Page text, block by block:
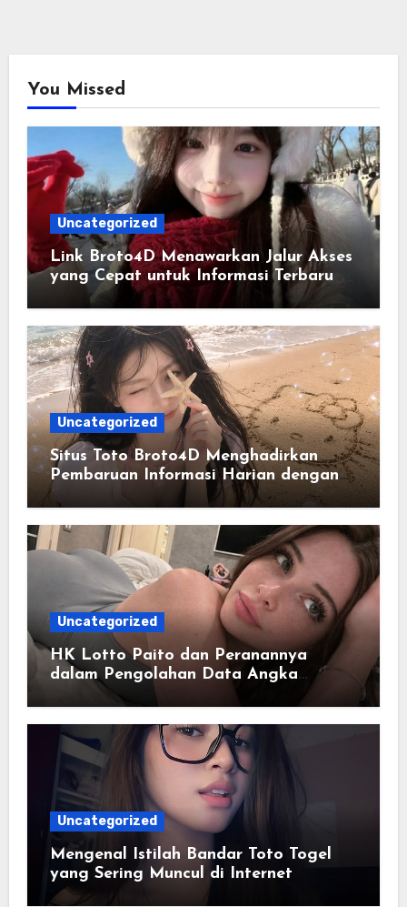
You Missed
Uncategorized
Link Broto4D Menawarkan Jalur Akses
yang Cepat untuk Informasi Terbaru
Uncategorized
Situs Toto Broto4D Menghadirkan
Pembaruan Informasi Harian dengan
Tampilan yang Lebih Modern
Uncategorized
HK Lotto Paito dan Peranannya
dalam Pengolahan Data Angka
Berbasis Riwayat
Uncategorized
Mengenal Istilah Bandar Toto Togel
yang Sering Muncul di Internet